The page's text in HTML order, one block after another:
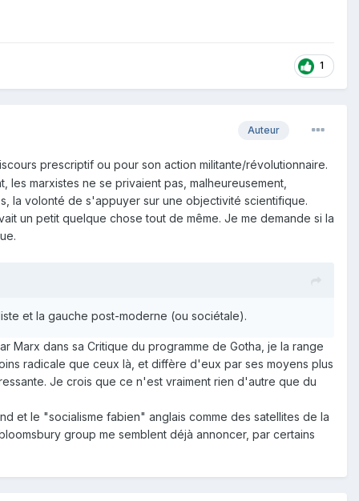
1
Auteur
prescriptif ou pour son action militante/révolutionnaire.
marxistes ne se privaient pas, malheureusement,
la volonté de s'appuyer sur une objectivité scientifique.
un petit quelque chose tout de même. Je me demande si la
et la gauche post-moderne (ou sociétale).
Marx dans sa Critique du programme de Gotha, je la range
radicale que ceux là, et diffère d'eux par ses moyens plus
Je crois que ce n'est vraiment rien d'autre que du
et le "socialisme fabien" anglais comme des satellites de la
group me semblent déjà annoncer, par certains